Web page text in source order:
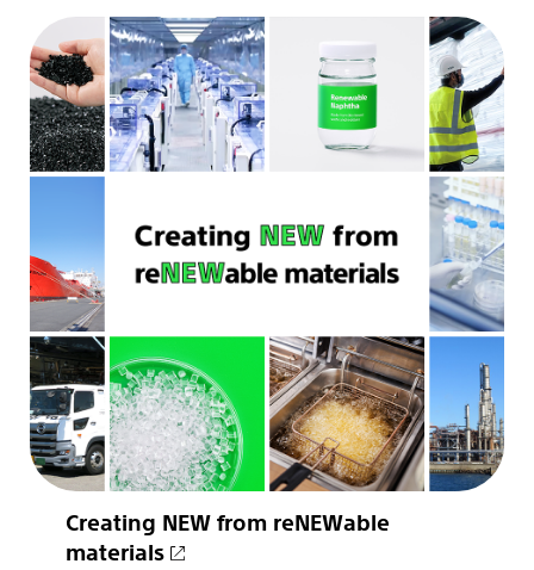
Creating NEW from reNEWable
materials